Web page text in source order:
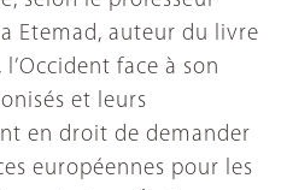
Etemad, auteur du livre
face à son
et leurs
en droit de demander
européennes pour les